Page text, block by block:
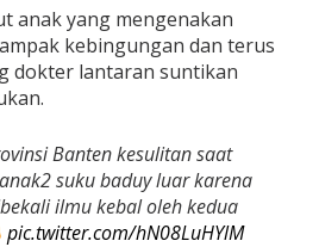
anak yang mengenakan
kebingungan dan terus
dokter lantaran suntikan
Banten kesulitan saat
suku baduy luar karena
ilmu kebal oleh kedua
pic.twitter.com/hN08LuHYlM